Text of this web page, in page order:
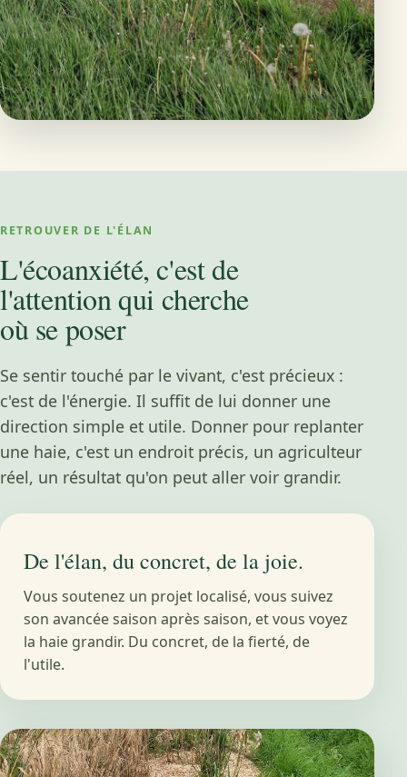
RETROUVER DE L'ÉLAN
L'écoanxiété, c'est de
l'attention qui cherche
où se poser
Se sentir touché par le vivant, c'est précieux :
c'est de l'énergie. Il suffit de lui donner une
direction simple et utile. Donner pour replanter
une haie, c'est un endroit précis, un agriculteur
réel, un résultat qu'on peut aller voir grandir.
De l'élan, du concret, de la joie.
Vous soutenez un projet localisé, vous suivez
son avancée saison après saison, et vous voyez
la haie grandir. Du concret, de la fierté, de
l'utile.